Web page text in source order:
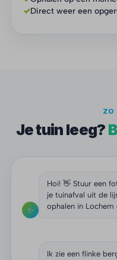
✓Direct weer een
ZO
Je tuin leeg?
✨
Hoi! 👋 Stuur een
je tuinafval uit de
ophalen in Lochem
Ik zie een flinke